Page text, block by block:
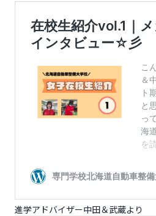
進学アドバイザー中田＆武蔵より